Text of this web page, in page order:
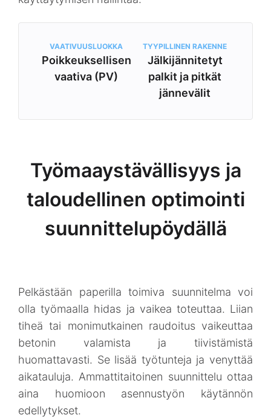
VAATIVUUSLUOKKA
Poikkeuksellisen
vaativa (PV)
TYYPILLINEN RAKENNE
Jälkijännitetyt
palkit ja pitkät
jännevälit
Työmaaystävällisyys ja
taloudellinen optimointi
suunnittelupöydällä
Pelkästään paperilla toimiva suunnitelma voi
olla työmaalla hidas ja vaikea toteuttaa. Liian
tiheä tai monimutkainen raudoitus vaikeuttaa
betonin valamista ja tiivistämistä
huomattavasti. Se lisää työtunteja ja venyttää
aikatauluja. Ammattitaitoinen suunnittelu ottaa
aina huomioon asennustyön käytännön
edellytykset.